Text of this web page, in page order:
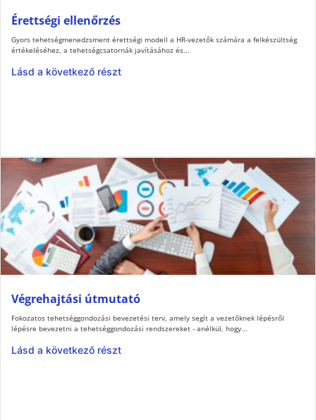
Érettségi ellenőrzés
Gyors tehetségmenedzsment érettségi modell a HR-vezetők számára a felkészültség
értékeléséhez, a tehetségcsatornák javításához és...
Lásd a következő részt
Végrehajtási útmutató
Fokozatos tehetséggondozási bevezetési terv, amely segít a vezetőknek lépésről
lépésre bevezetni a tehetséggondozási rendszereket - anélkül, hogy...
Lásd a következő részt